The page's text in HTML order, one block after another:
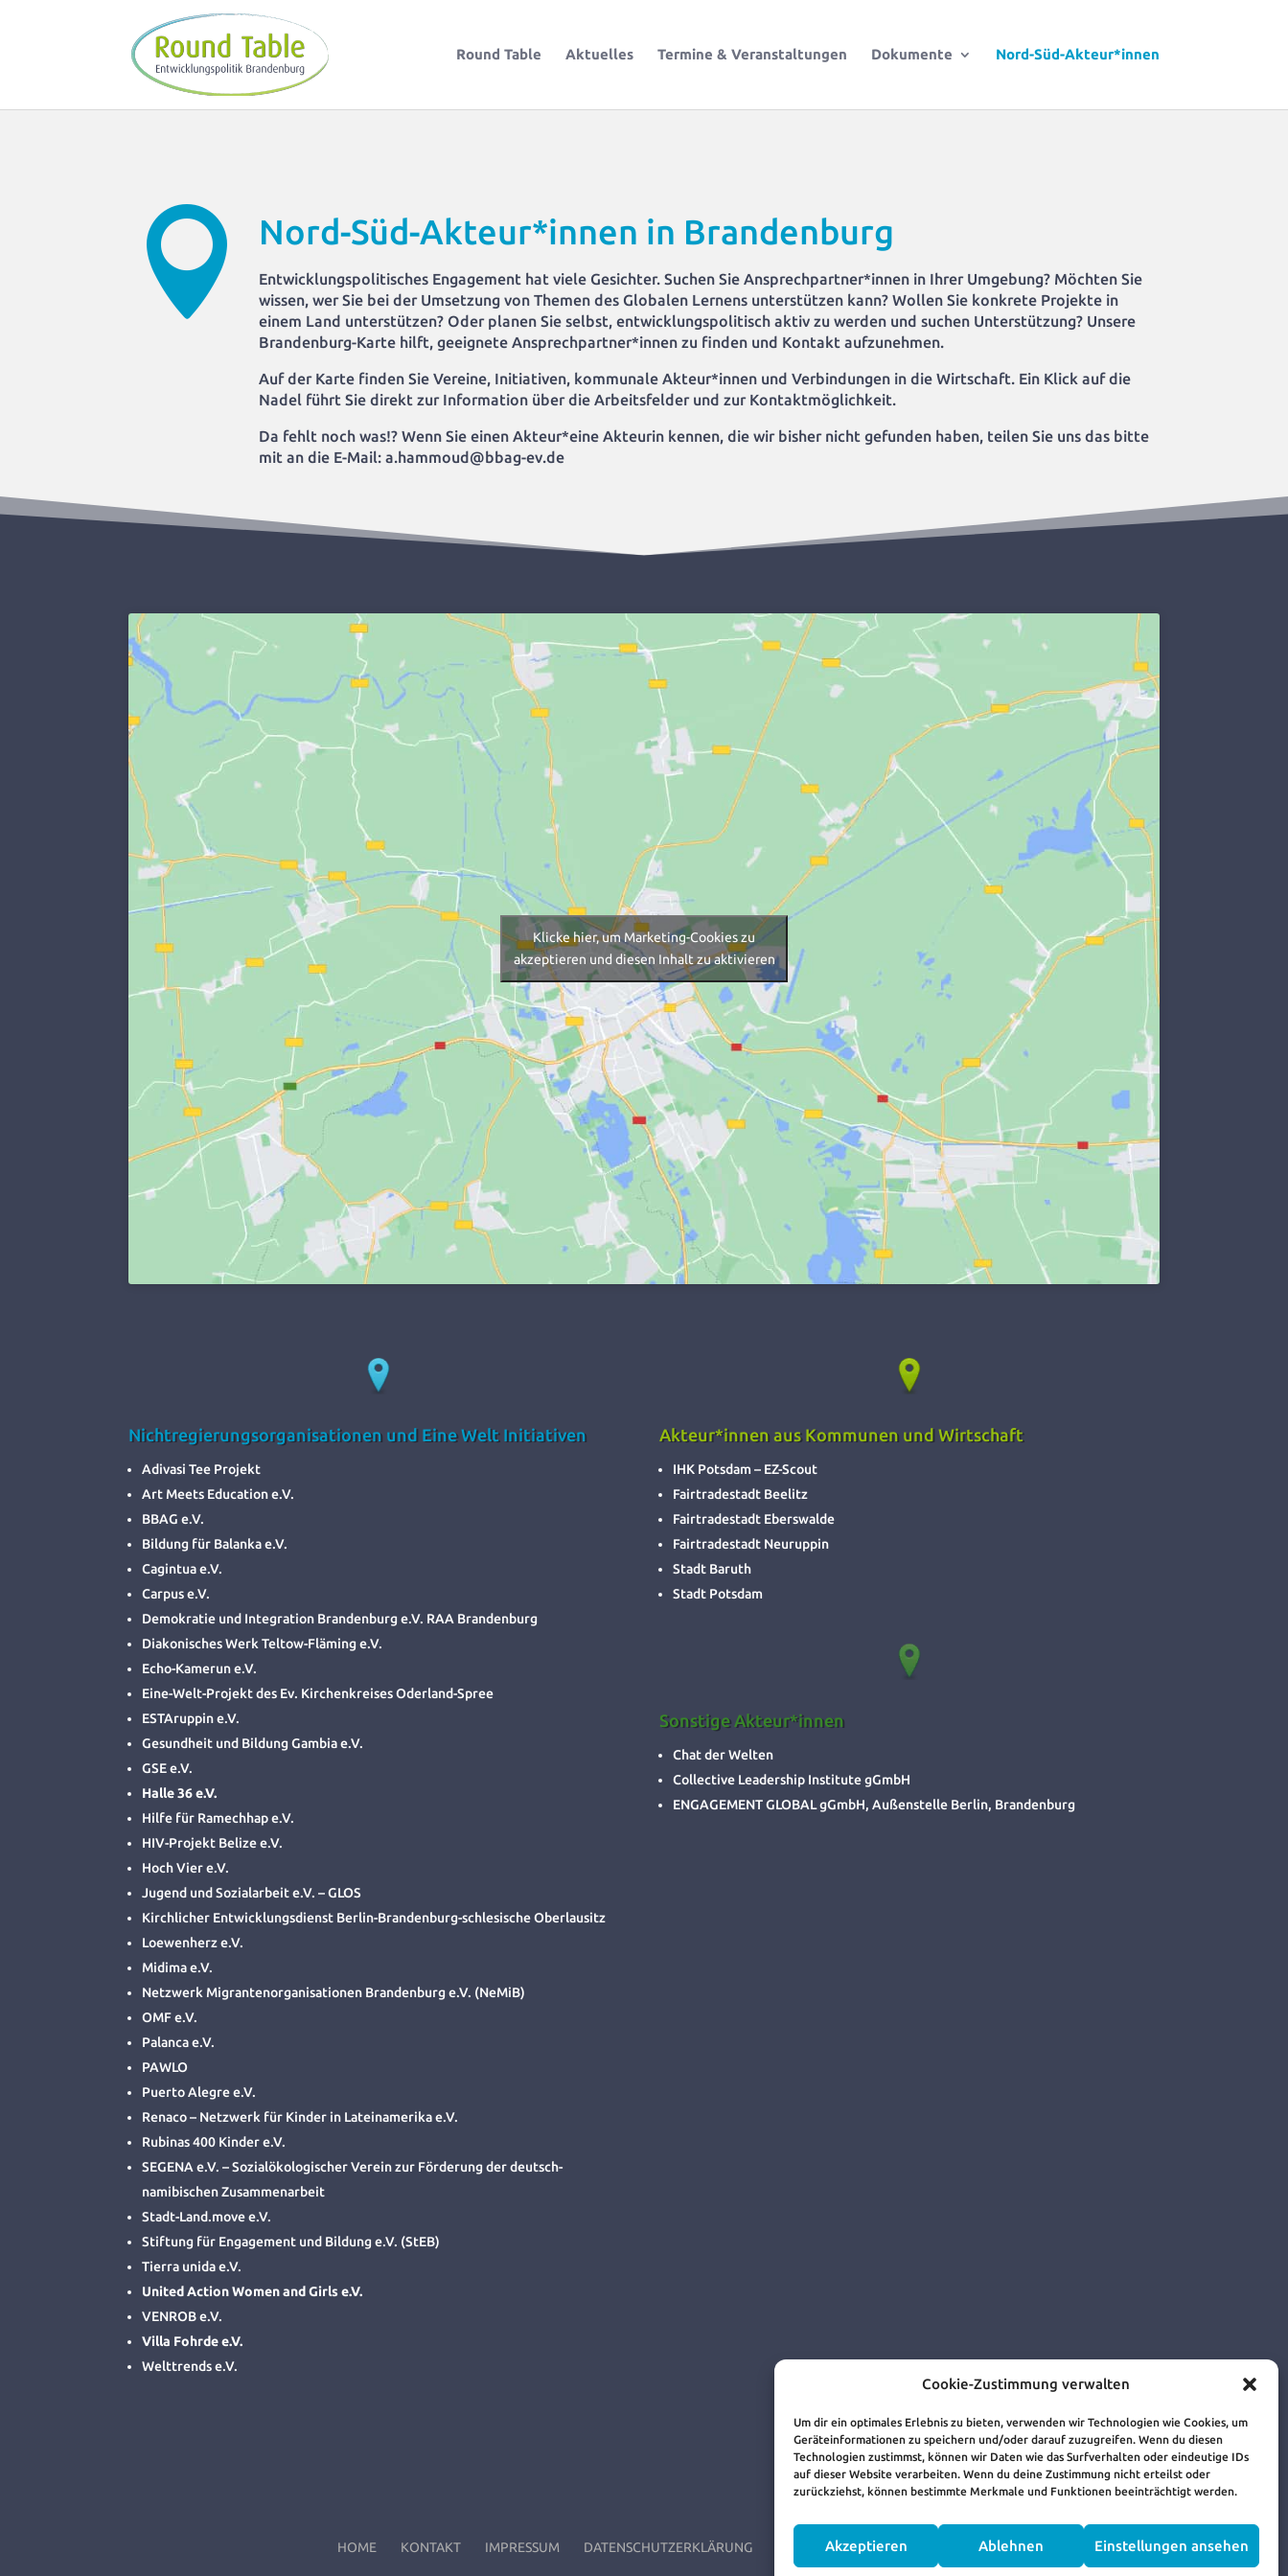
Cookie-Zustimmung verwalten
Um dir ein optimales Erlebnis zu bieten, verwenden wir Technologien wie Cookies, um
Geräteinformationen zu speichern und/oder darauf zuzugreifen. Wenn du diesen
Technologien zustimmst, können wir Daten wie das Surfverhalten oder eindeutige IDs
auf dieser Website verarbeiten. Wenn du deine Zustimmung nicht erteilst oder
zurückziehst, können bestimmte Merkmale und Funktionen beeinträchtigt werden.
Akzeptieren Ablehnen Einstellungen ansehen
Round Table Aktuelles Termine & Veranstaltungen Dokumente Nord-Süd-Akteur*innen
 Nord-Süd-Akteur*innen in Brandenburg
Entwicklungspolitisches Engagement hat viele Gesichter. Suchen Sie Ansprechpartner*innen in Ihrer Umgebung? Möchten Sie
wissen, wer Sie bei der Umsetzung von Themen des Globalen Lernens unterstützen kann? Wollen Sie konkrete Projekte in
einem Land unterstützen? Oder planen Sie selbst, entwicklungspolitisch aktiv zu werden und suchen Unterstützung? Unsere
Brandenburg-Karte hilft, geeignete Ansprechpartner*innen zu finden und Kontakt aufzunehmen.
Auf der Karte finden Sie Vereine, Initiativen, kommunale Akteur*innen und Verbindungen in die Wirtschaft. Ein Klick auf die
Nadel führt Sie direkt zur Information über die Arbeitsfelder und zur Kontaktmöglichkeit.
Da fehlt noch was!? Wenn Sie einen Akteur*eine Akteurin kennen, die wir bisher nicht gefunden haben, teilen Sie uns das bitte
mit an die E-Mail: a.hammoud@bbag-ev.de
Klicke hier, um Marketing-Cookies zu
akzeptieren und diesen Inhalt zu aktivieren
Nichtregierungsorganisationen und Eine Welt Initiativen
Adivasi Tee Projekt
Art Meets Education e.V.
BBAG e.V.
Bildung für Balanka e.V.
Cagintua e.V.
Carpus e.V.
Demokratie und Integration Brandenburg e.V. RAA Brandenburg
Diakonisches Werk Teltow-Fläming e.V.
Echo-Kamerun e.V.
Eine-Welt-Projekt des Ev. Kirchenkreises Oderland-Spree
ESTAruppin e.V.
Gesundheit und Bildung Gambia e.V.
GSE e.V.
Halle 36 e.V.
Hilfe für Ramechhap e.V.
HIV-Projekt Belize e.V.
Hoch Vier e.V.
Jugend und Sozialarbeit e.V. – GLOS
Kirchlicher Entwicklungsdienst Berlin-Brandenburg-schlesische Oberlausitz
Loewenherz e.V.
Midima e.V.
Netzwerk Migrantenorganisationen Brandenburg e.V. (NeMiB)
OMF e.V.
Palanca e.V.
PAWLO
Puerto Alegre e.V.
Renaco – Netzwerk für Kinder in Lateinamerika e.V.
Rubinas 400 Kinder e.V.
SEGENA e.V. – Sozialökologischer Verein zur Förderung der deutsch-
namibischen Zusammenarbeit
Stadt-Land.move e.V.
Stiftung für Engagement und Bildung e.V. (StEB)
Tierra unida e.V.
United Action Women and Girls e.V.
VENROB e.V.
Villa Fohrde e.V.
Welttrends e.V.
Akteur*innen aus Kommunen und Wirtschaft
IHK Potsdam – EZ-Scout
Fairtradestadt Beelitz
Fairtradestadt Eberswalde
Fairtradestadt Neuruppin
Stadt Baruth
Stadt Potsdam
Sonstige Akteur*innen
Chat der Welten
Collective Leadership Institute gGmbH
ENGAGEMENT GLOBAL gGmbH, Außenstelle Berlin, Brandenburg
HOME KONTAKT IMPRESSUM DATENSCHUTZERKLÄRUNG COOKIE-RICHTLINIE (EU)